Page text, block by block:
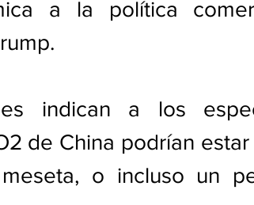
a la política
indican a los
de China podrían
o incluso un